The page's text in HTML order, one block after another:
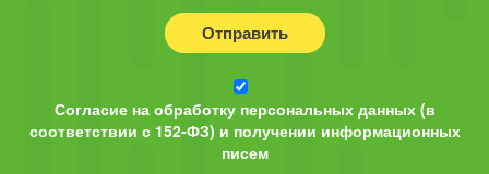
Отправить
Согласие на обработку персональных данных (в
соответствии с 152-ФЗ) и получении информационных
писем